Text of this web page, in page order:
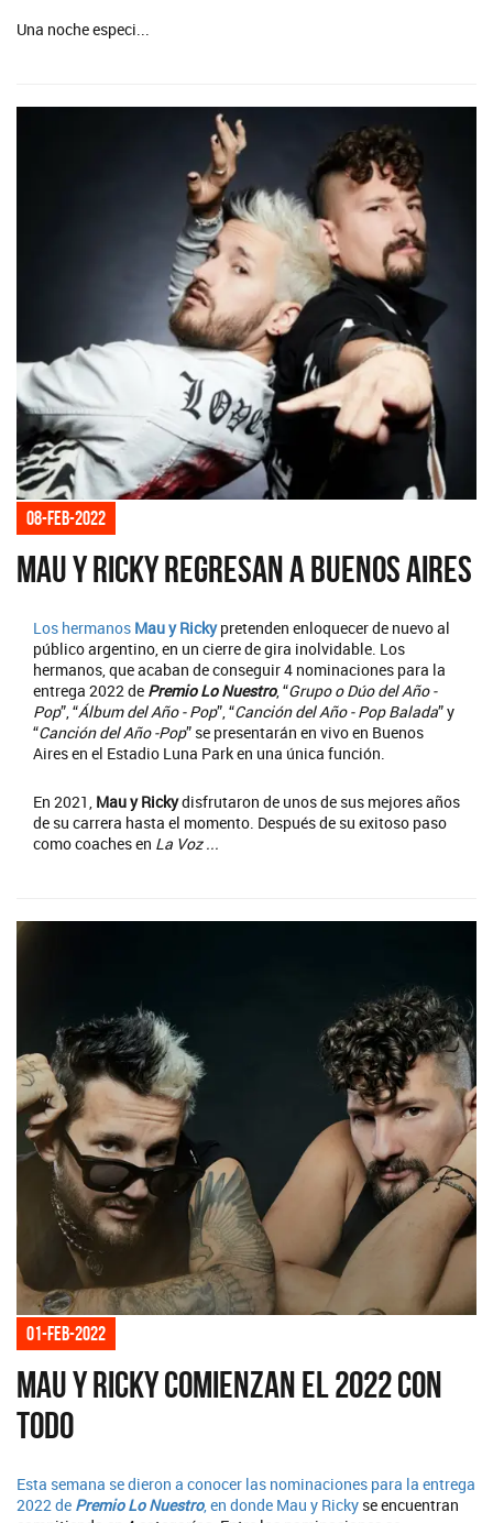
Una noche especi...
08-feb-2022
Mau y Ricky regresan a Buenos Aires
Los hermanos Mau y Rickypretenden enloquecer de nuevo al
público argentino, en un cierre de gira inolvidable. Los
hermanos, que acaban de conseguir 4 nominaciones para la
entrega 2022 de Premio Lo Nuestro, “Grupo o Dúo del Año -
Pop”, “Álbum del Año - Pop”, “Canción del Año - Pop Balada” y
“Canción del Año -Pop” se presentarán en vivo en Buenos
Aires en el Estadio Luna Park en una única función.
En 2021, Mau y Rickydisfrutaron de unos de sus mejores años
de su carrera hasta el momento. Después de su exitoso paso
como coaches en La Voz ...
01-feb-2022
Mau y Ricky comienzan el 2022 con
todo
Esta semana se dieron a conocer las nominaciones para la entrega
2022 de Premio Lo Nuestro, en donde Mau y Ricky se encuentran